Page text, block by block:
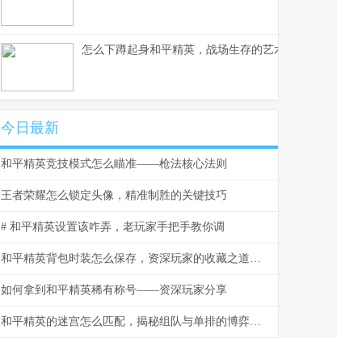
怎么下蹲起身和平精英，战场生存的艺术
今日最新
和平精英竞技模式怎么瞄准——枪法核心法则
王者荣耀怎么锁定头像，精准制胜的关键技巧
# 和平精英设置该咋弄，老玩家手把手教你调
和平精英背包时装怎么保存，资深玩家的收藏之道，副标题，虚拟衣橱的永恒艺术
如何拿到和平精英稀有称号——资深玩家分享
和平精英的迷宫怎么匹配，揭秘组队与单排的博弈之道